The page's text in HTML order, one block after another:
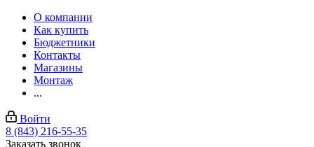
О компании
Как купить
Бюджетники
Контакты
Магазины
Монтаж
...
Войти
8 (843) 216-55-35
Заказать звонок